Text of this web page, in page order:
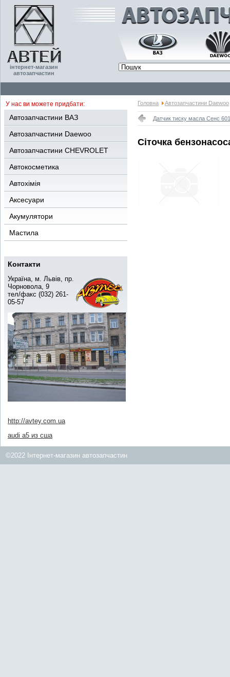
інтернет-магазин
автозапчастин
У нас ви можете придбати:
Автозапчастини ВАЗ
Автозапчастини Daewoo
Автозапчастини CHEVROLET
Автокосметика
Автохімія
Аксесуари
Акумулятори
Мастила
Контакти
Україна, м. Львів, пр.
Чорновола, 9
тел/факс (032) 261-
05-57
http://avtey.com.ua
audi a5 из сша
Головна Автозапчастини Daewoo
Датчик тиску масла Сенс
Сіточка
©2022 Інтернет-магазин автозапчастин